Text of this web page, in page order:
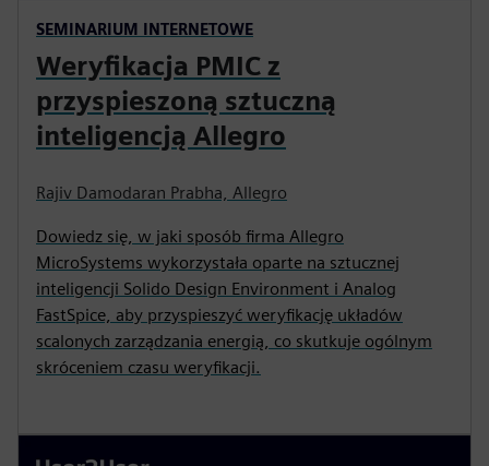
SEMINARIUM INTERNETOWE
Weryfikacja PMIC z
przyspieszoną sztuczną
inteligencją Allegro
Rajiv Damodaran Prabha, Allegro
Dowiedz się, w jaki sposób firma Allegro
MicroSystems wykorzystała oparte na sztucznej
inteligencji Solido Design Environment i Analog
FastSpice, aby przyspieszyć weryfikację układów
scalonych zarządzania energią, co skutkuje ogólnym
skróceniem czasu weryfikacji.